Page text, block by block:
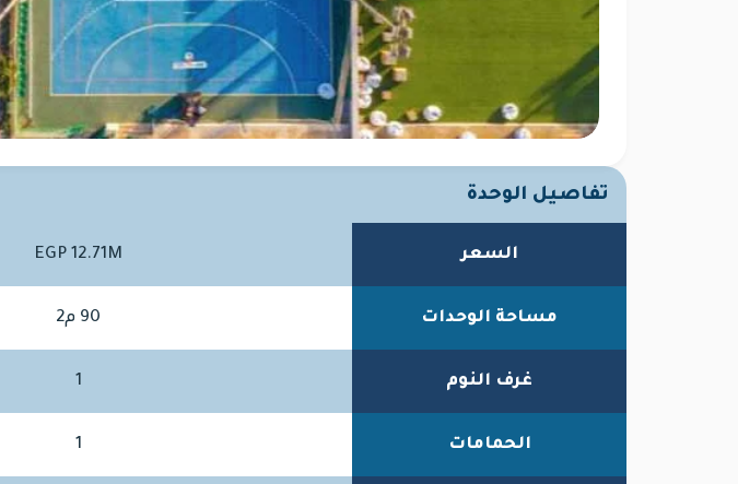
تفاصيل الوحدة
السعر EGP 12.71M
مساحة الوحدات 90 م2
غرف النوم 1
الحمامات 1